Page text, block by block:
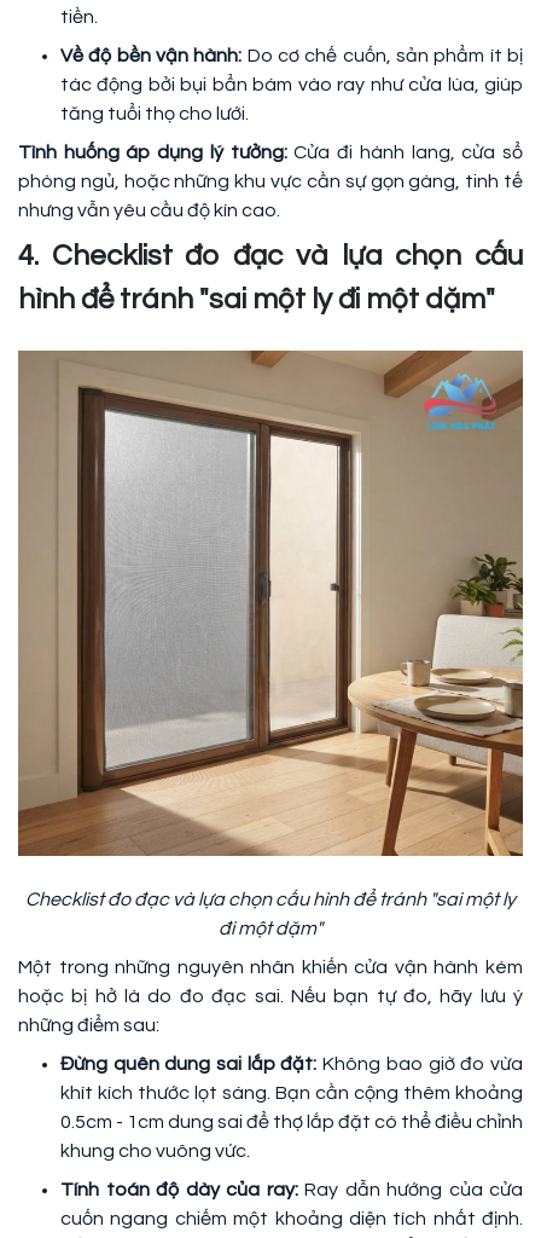
tiền.
Về độ bền vận hành: Do cơ chế cuốn, sản phẩm ít bị
tác động bởi bụi bẩn bám vào ray như cửa lùa, giúp
tăng tuổi thọ cho lưới.
Tình huống áp dụng lý tưởng:Cửa đi hành lang, cửa sổ
phòng ngủ, hoặc những khu vực cần sự gọn gàng, tinh tế
nhưng vẫn yêu cầu độ kín cao.
4. Checklist đo đạc và lựa chọn cấu
hình để tránh "sai một ly đi một dặm"
Checklist đo đạc và lựa chọn cấu hình để tránh "sai một ly
đi một dặm"
Một trong những nguyên nhân khiến cửa vận hành kém
hoặc bị hở là do đo đạc sai. Nếu bạn tự đo, hãy lưu ý
những điểm sau:
Đừng quên dung sai lắp đặt:Không bao giờ đo vừa
khít kích thước lọt sáng. Bạn cần cộng thêm khoảng
0.5cm - 1cm dung sai để thợ lắp đặt có thể điều chỉnh
khung cho vuông vức.
Tính toán độ dày của ray: Ray dẫn hướng của cửa
cuốn ngang chiếm một khoảng diện tích nhất định.